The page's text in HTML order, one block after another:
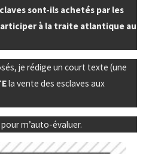
sont-ils achetés par les
à la traite atlantique au
je rédige un court texte (une
la vente des esclaves aux
m’auto-évaluer.